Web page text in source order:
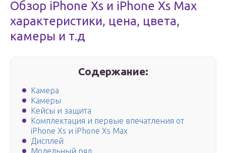
Обзор iPhone Xs и iPhone Xs Max
характеристики, цена, цвета,
камеры и т.д
Содержание:
Камера
Камеры
Кейсы и защита
Комплектация и первые впечатления от
iPhone Xs и iPhone Xs Max
Дисплей
Модельный ряд